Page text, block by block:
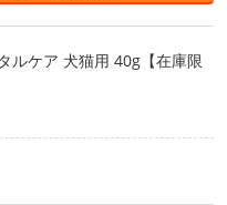
ルケア 犬猫用 40g【在庫限